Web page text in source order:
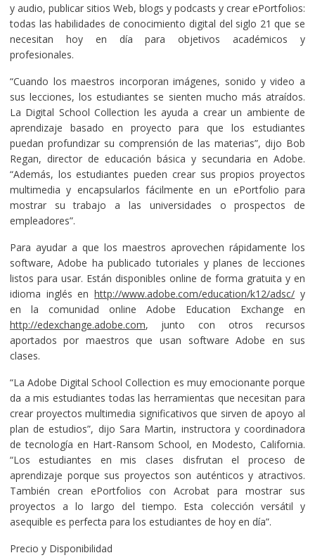
y audio, publicar sitios Web, blogs y podcasts y crear ePortfolios:
todas las habilidades de conocimiento digital del siglo 21 que se
necesitan hoy en día para objetivos académicos y
profesionales.
“Cuando los maestros incorporan imágenes, sonido y video a
sus lecciones, los estudiantes se sienten mucho más atraídos.
La Digital School Collection les ayuda a crear un ambiente de
aprendizaje basado en proyecto para que los estudiantes
puedan profundizar su comprensión de las materias”, dijo Bob
Regan, director de educación básica y secundaria en Adobe.
“Además, los estudiantes pueden crear sus propios proyectos
multimedia y encapsularlos fácilmente en un ePortfolio para
mostrar su trabajo a las universidades o prospectos de
empleadores”.
Para ayudar a que los maestros aprovechen rápidamente los
software, Adobe ha publicado tutoriales y planes de lecciones
listos para usar. Están disponibles online de forma gratuita y en
idioma inglés enhttp://www.adobe.com/education/k12/adsc/ y
en la comunidad online Adobe Education Exchange en
http://edexchange.adobe.com, junto con otros recursos
aportados por maestros que usan software Adobe en sus
clases.
“La Adobe Digital School Collection es muy emocionante porque
da a mis estudiantes todas las herramientas que necesitan para
crear proyectos multimedia significativos que sirven de apoyo al
plan de estudios”, dijo Sara Martin, instructora y coordinadora
de tecnología en Hart-Ransom School, en Modesto, California.
“Los estudiantes en mis clases disfrutan el proceso de
aprendizaje porque sus proyectos son auténticos y atractivos.
También crean ePortfolios con Acrobat para mostrar sus
proyectos a lo largo del tiempo. Esta colección versátil y
asequible es perfecta para los estudiantes de hoy en día”.
Precio y Disponibilidad